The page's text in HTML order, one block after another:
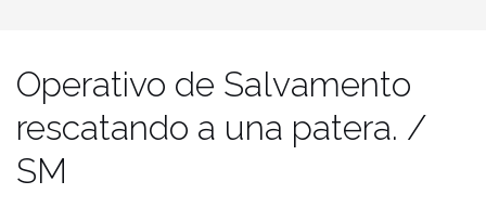
Operativo de Salvamento
rescatando a una patera. /
SM